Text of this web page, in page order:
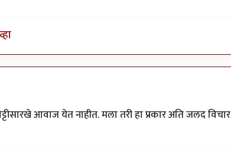
आवाज येत नाहीत. मला तरी हा प्रकार अति जलद विचार